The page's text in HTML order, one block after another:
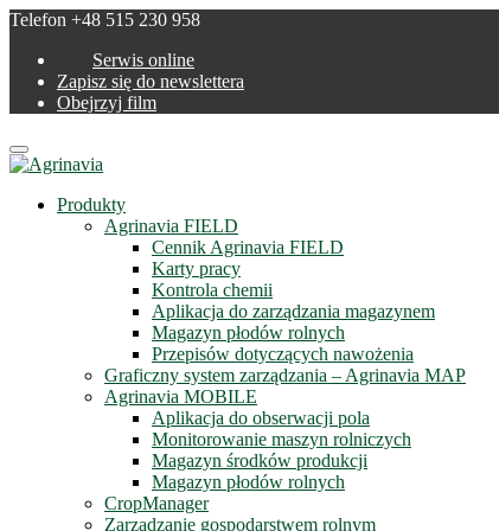
Telefon +48 515 230 958
Serwis online
Zapisz się do newslettera
Obejrzyj film
Menu
Produkty
Agrinavia FIELD
Cennik Agrinavia FIELD
Karty pracy
Kontrola chemii
Aplikacja do zarządzania magazynem
Magazyn płodów rolnych
Przepisów dotyczących nawożenia
Graficzny system zarządzania – Agrinavia MAP
Agrinavia MOBILE
Aplikacja do obserwacji pola
Monitorowanie maszyn rolniczych
Magazyn środków produkcji
Magazyn płodów rolnych
CropManager
Zarządzanie gospodarstwem rolnym